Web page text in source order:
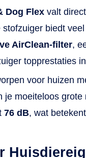
rand heeft,
meubels niet.
Dog Flex valt
biedt
AirClean-filter,
topprestaties
voor huizen
je moeiteloos
76 dB, wat